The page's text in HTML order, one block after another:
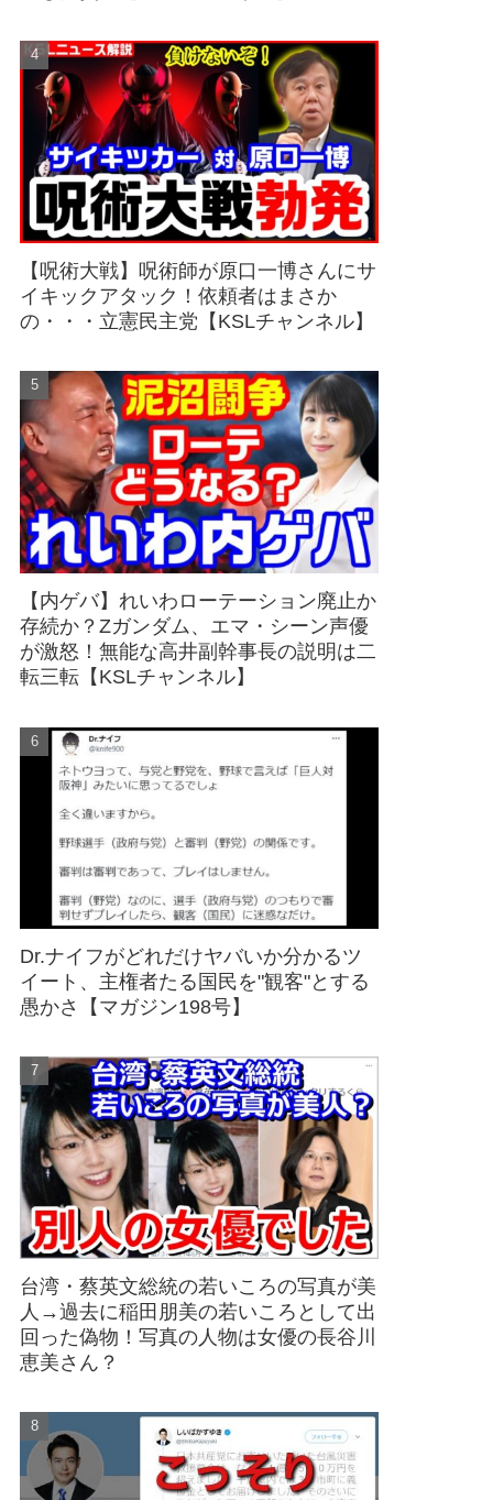
【呪術大戦】呪術師が原口一博さんにサ
イキックアタック！依頼者はまさか
の・・・立憲民主党【KSLチャンネル】
【内ゲバ】れいわローテーション廃止か
存続か？Zガンダム、エマ・シーン声優
が激怒！無能な高井副幹事長の説明は二
転三転【KSLチャンネル】
Dr.ナイフがどれだけヤバいか分かるツ
イート、主権者たる国民を"観客"とする
愚かさ【マガジン198号】
台湾・蔡英文総統の若いころの写真が美
人→過去に稲田朋美の若いころとして出
回った偽物！写真の人物は女優の長谷川
恵美さん？